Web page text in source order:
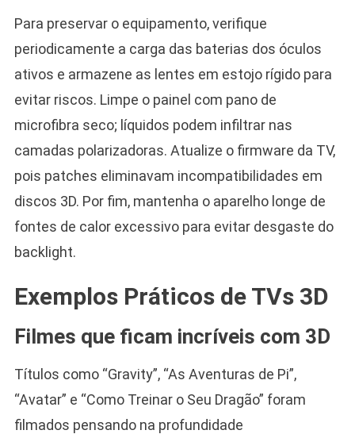
Para preservar o equipamento, verifique
periodicamente a carga das baterias dos óculos
ativos e armazene as lentes em estojo rígido para
evitar riscos. Limpe o painel com pano de
microfibra seco; líquidos podem infiltrar nas
camadas polarizadoras. Atualize o firmware da TV,
pois patches eliminavam incompatibilidades em
discos 3D. Por fim, mantenha o aparelho longe de
fontes de calor excessivo para evitar desgaste do
backlight.
Exemplos Práticos de TVs 3D
Filmes que ficam incríveis com 3D
Títulos como “Gravity”, “As Aventuras de Pi”,
“Avatar” e “Como Treinar o Seu Dragão” foram
filmados pensando na profundidade